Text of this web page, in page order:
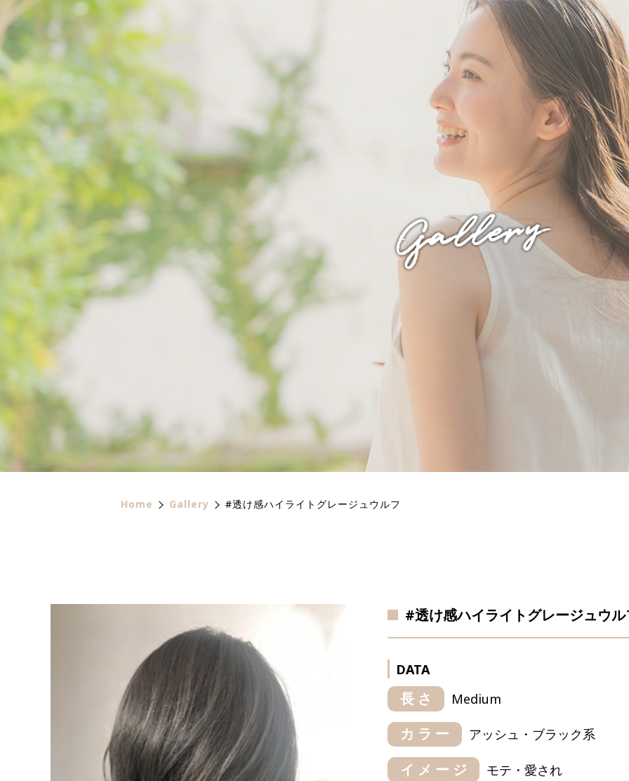
Gallery
Home Gallery #透け感ハイライトグレージュウルフ
#透け感ハイライトグレージュウル
DATA
長さ Medium
カラー アッシュ・ブラック系
イメージ モテ・愛され